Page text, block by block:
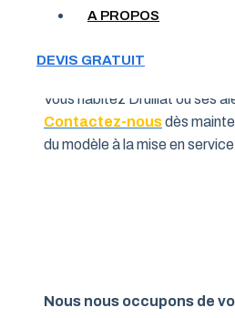
A PROPOS
DEVIS GRATUIT
Votre garage manque de
pourquoi de nombreux
Vous habitez Druillat ou ses
Contactez-nousdès
du modèle à la mise en
Nous nous occupons de